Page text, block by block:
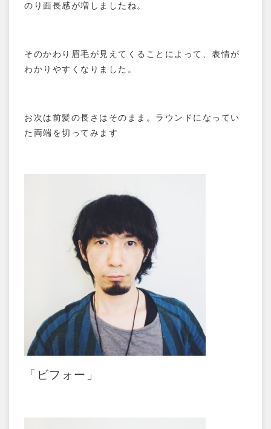
のり面長感が増しましたね。
そのかわり眉毛が見えてくることによって、表情が
わかりやすくなりました。
お次は前髪の長さはそのまま。ラウンドになってい
た両端を切ってみます
「ビフォー」